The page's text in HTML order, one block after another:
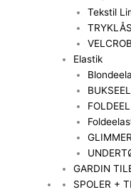
Tekstil
Elastik
GARDIN
SPOLER +